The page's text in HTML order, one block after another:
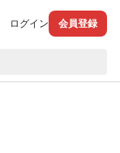
ログイン 会員登録